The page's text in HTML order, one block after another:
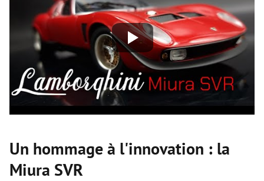
Un hommage à l'innovation : la
Miura SVR